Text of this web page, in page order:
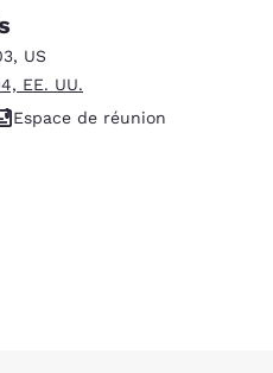
España
, US
EE. UU.
Espace de réunion
reseñas